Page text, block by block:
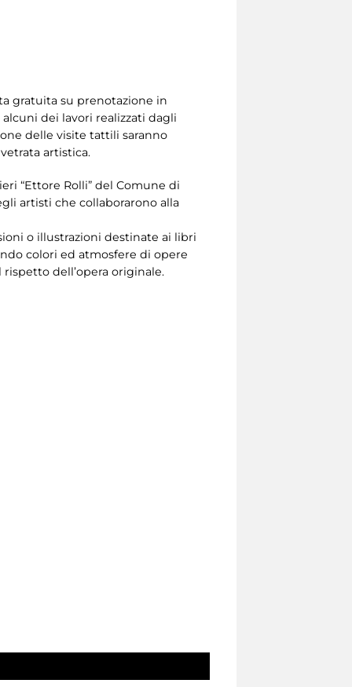
gratuita su prenotazione in
dei lavori realizzati dagli
delle visite tattili saranno
artistica.
“Ettore Rolli” del Comune di
artisti che collaborarono alla
o illustrazioni destinate ai libri
colori ed atmosfere di opere
dell’opera originale.